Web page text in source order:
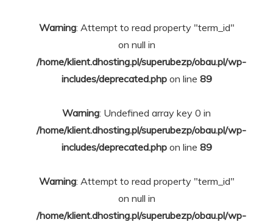
Warning: Attempt to read property "term_id"
on null in
/home/klient.dhosting.pl/superubezp/obau.pl/wp-
includes/deprecated.phpon line 89
Warning: Undefined array key 0 in
/home/klient.dhosting.pl/superubezp/obau.pl/wp-
includes/deprecated.phpon line 89
Warning: Attempt to read property "term_id"
on null in
/home/klient.dhosting.pl/superubezp/obau.pl/wp-